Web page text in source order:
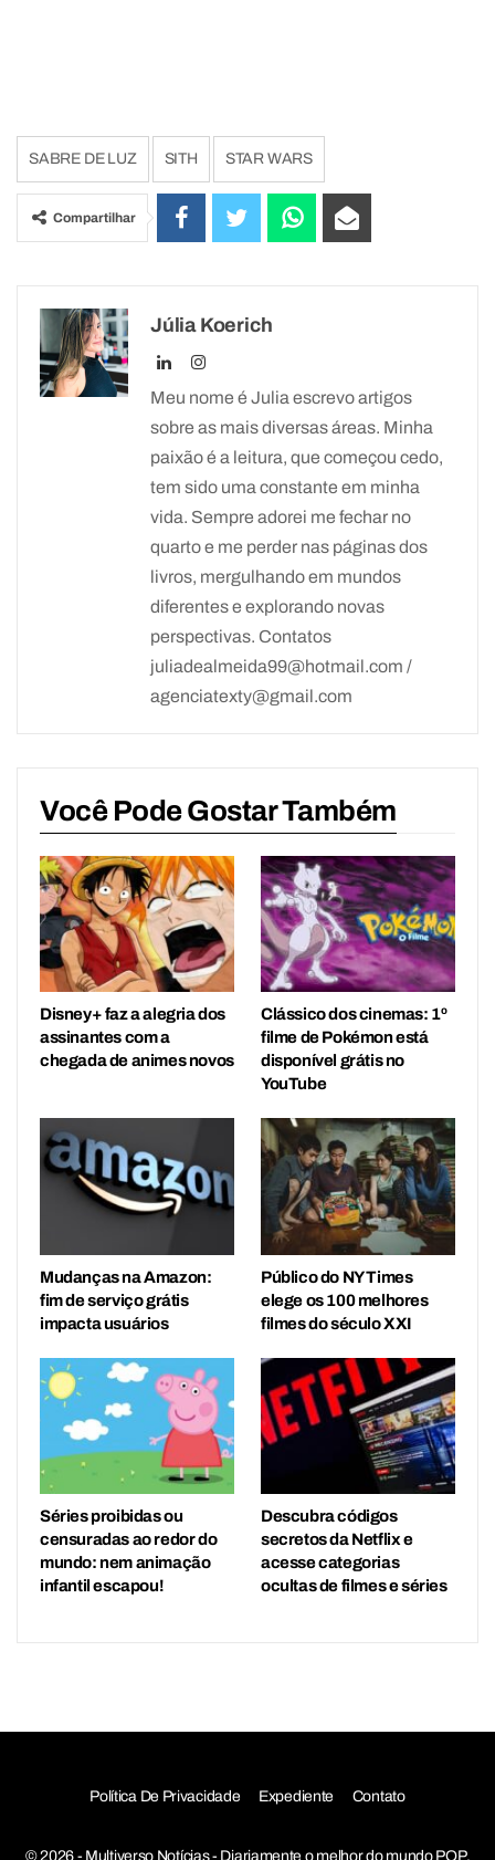
SABRE DE LUZ SITH STAR WARS
Compartilhar
Júlia Koerich
Meu nome é Julia escrevo artigos
sobre as mais diversas áreas. Minha
paixão é a leitura, que começou cedo,
tem sido uma constante em minha
vida. Sempre adorei me fechar no
quarto e me perder nas páginas dos
livros, mergulhando em mundos
diferentes e explorando novas
perspectivas. Contatos
juliadealmeida99@hotmail.com /
agenciatexty@gmail.com
Você Pode Gostar Também
Disney+ faz a alegria dos
assinantes com a
chegada de animes novos
Clássico dos cinemas: 1º
filme de Pokémon está
disponível grátis no
YouTube
Mudanças na Amazon:
fim de serviço grátis
impacta usuários
Público do NY Times
elege os 100 melhores
filmes do século XXI
Séries proibidas ou
censuradas ao redor do
mundo: nem animação
infantil escapou!
Descubra códigos
secretos da Netflix e
acesse categorias
ocultas de filmes e séries
Política De Privacidade Expediente Contato
© 2026 - Multiverso Notícias - Diariamente o melhor do mundo POP,